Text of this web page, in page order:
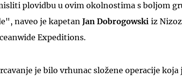
plovidbu u ovim okolnostima s boljom
naveo je kapetan Jan Dobrogowski iz
Expeditions.
je bilo vrhunac složene operacije koja
UKLJUČITE